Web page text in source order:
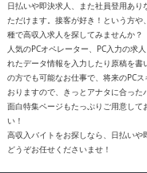
日払いや即決求人、また社員登用あ
ただけます。接客が好き！という方
種で高収入求人を探してみませんか？
人気のPCオペレーター、PC入力の求
れたデータ情報を入力したり原稿を
の方でも可能なお仕事で、将来のPC
おりますので、きっとアナタに合った
面白特集ページもたっぷりご用意し
い！
高収入バイトをお探しなら、日払い
どうぞお任せくださいませ！